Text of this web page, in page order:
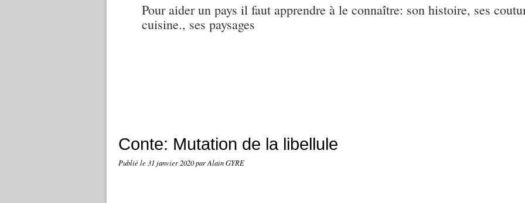
Pour aider un pays il faut apprendre à le connaître: son histoire, ses
cuisine., ses paysages
Conte: Mutation de la libellule
Publié le 31 janvier 2020par Alain GYRE